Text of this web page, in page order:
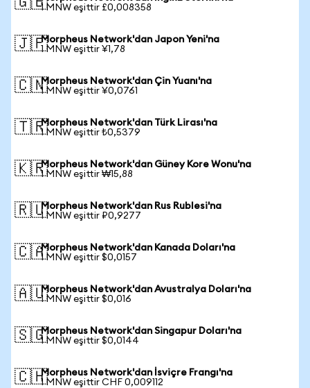
1 MNW eşittir £0,008358
🇯🇵Morpheus Network'dan Japon Yeni'na
1 MNW eşittir ¥1,78
🇨🇳Morpheus Network'dan Çin Yuanı'na
1 MNW eşittir ¥0,0761
🇹🇷Morpheus Network'dan Türk Lirası'na
1 MNW eşittir ₺0,5379
🇰🇷Morpheus Network'dan Güney Kore Wonu'na
1 MNW eşittir ₩15,88
🇷🇺Morpheus Network'dan Rus Rublesi'na
1 MNW eşittir ₽0,9277
🇨🇦Morpheus Network'dan Kanada Doları'na
1 MNW eşittir $0,0157
🇦🇺Morpheus Network'dan Avustralya Doları'na
1 MNW eşittir $0,016
🇸🇬Morpheus Network'dan Singapur Doları'na
1 MNW eşittir $0,0144
🇨🇭Morpheus Network'dan İsviçre Frangı'na
1 MNW eşittir CHF 0,009112